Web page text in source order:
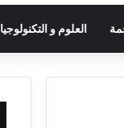
العلوم و التكنولوجيا